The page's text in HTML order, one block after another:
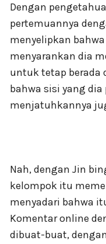
Dengan
pertemuannya
menyelipkan
menyarankan dia
untuk tetap berada
bahwa sisi yang
menjatuhkannya
Nah, dengan Jin
kelompok itu
menyadari bahwa
Komentar online
dibuat-buat,